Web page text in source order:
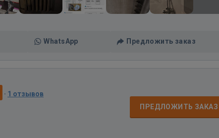
WhatsApp Предложить заказ
· 1 отзывов
ПРЕДЛОЖИТЬ ЗАКАЗ